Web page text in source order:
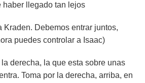
haber llegado tan lejos
Kraden. Debemos entrar juntos,
puedes controlar a Isaac)
derecha, la que esta sobre unas
Toma por la derecha, arriba, en